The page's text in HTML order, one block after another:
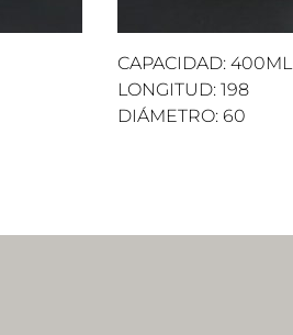
CAPACIDAD: 400ML
LONGITUD: 198
DIÁMETRO: 60